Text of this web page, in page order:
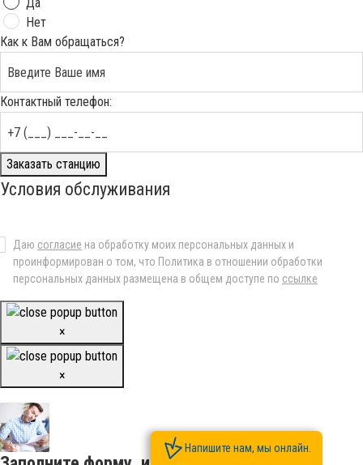
Напишите нам, мы онлайн.
Нет
Как к Вам обращаться?
Контактный телефон:
Заказать станцию
Условия обслуживания
Даю согласие на обработку моих персональных данных и
проинформирован о том, что Политика в отношении обработки
персональных данных размещена в общем доступе по ссылке
×
×